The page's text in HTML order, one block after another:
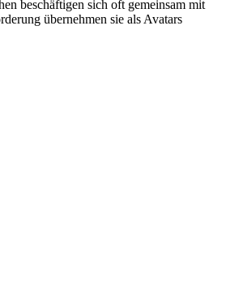
beschäftigen sich oft gemeinsam mit
übernehmen sie als Avatars